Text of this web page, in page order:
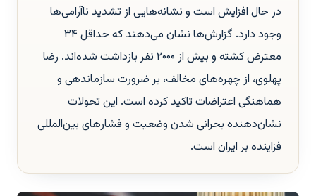
در حال افزایش است و نشانه‌هایی از تشدید ناآرامی‌ها
وجود دارد. گزارش‌ها نشان می‌دهند که حداقل ۳۴
معترض کشته و بیش از ۲۰۰۰ نفر بازداشت شده‌اند. رضا
پهلوی، از چهره‌های مخالف، بر ضرورت سازماندهی و
هماهنگی اعتراضات تاکید کرده است. این تحولات
نشان‌دهنده بحرانی شدن وضعیت و فشارهای بین‌المللی
فزاینده بر ایران است.